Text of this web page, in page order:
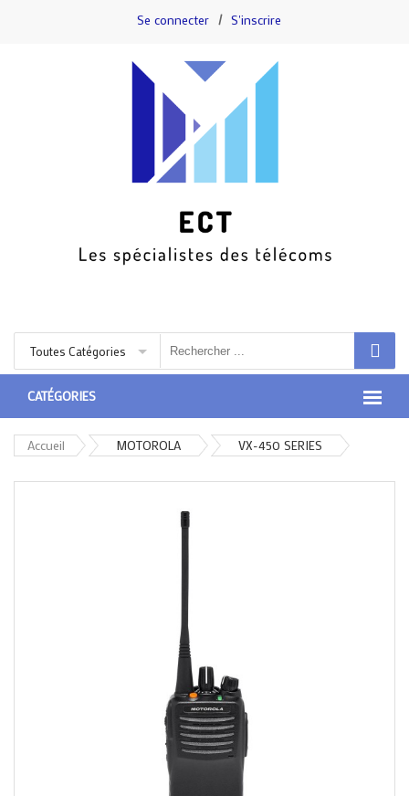
Se connecter / S'inscrire
Toutes Catégories
CATÉGORIES
Accueil MOTOROLA VX-450 SERIES